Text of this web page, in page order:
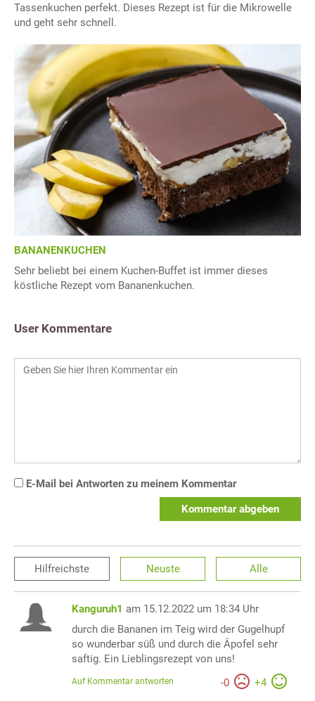
Tassenkuchen perfekt. Dieses Rezept ist für die Mikrowelle
und geht sehr schnell.
BANANENKUCHEN
Sehr beliebt bei einem Kuchen-Buffet ist immer dieses
köstliche Rezept vom Bananenkuchen.
User Kommentare
E-Mail bei Antworten zu meinem Kommentar
Kommentar abgeben
Hilfreichste Neuste Alle
Kanguruh1 am 15.12.2022 um 18:34 Uhr
durch die Bananen im Teig wird der Gugelhupf
so wunderbar süß und durch die Äpofel sehr
saftig. Ein Lieblingsrezept von uns!
-0 +4
Auf Kommentar antworten